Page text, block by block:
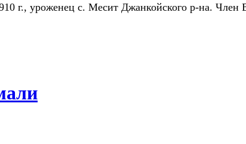
г., уроженец с. Месит Джанкойского р-на.